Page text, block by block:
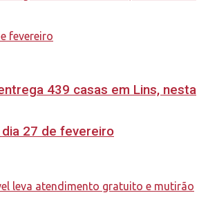
439 casas em Lins, nesta
27 de fevereiro